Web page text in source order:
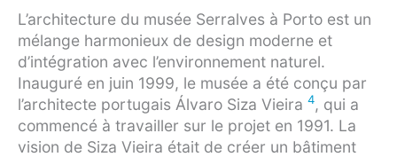
L’architecture du musée Serralves à Porto est un
mélange harmonieux de design moderne et
d’intégration avec l’environnement naturel.
Inauguré en juin 1999, le musée a été conçu par
l’architecte portugais Álvaro Siza Vieira 4, qui a
commencé à travailler sur le projet en 1991. La
vision de Siza Vieira était de créer un bâtiment